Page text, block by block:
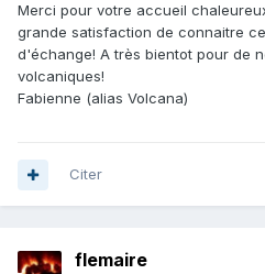
Merci pour votre accueil
grande satisfaction de connaitre
d'échange! A très bientot pour de
volcaniques!
Fabienne (alias Volcana)
Citer
flemaire